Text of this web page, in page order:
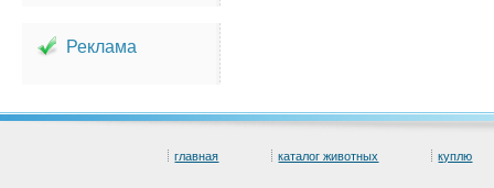
Реклама
главная каталог животных куплю